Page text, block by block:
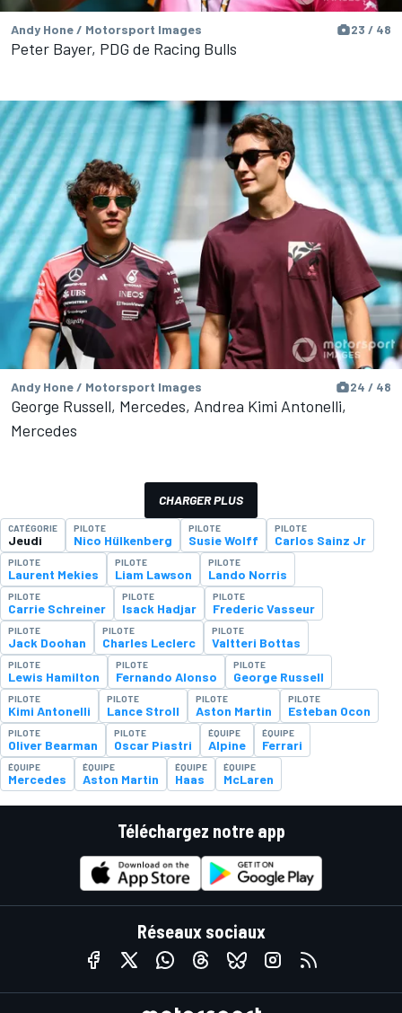
Andy Hone / Motorsport Images 23 / 48
Peter Bayer, PDG de Racing Bulls
Andy Hone / Motorsport Images 24 / 48
George Russell, Mercedes, Andrea Kimi Antonelli,
Mercedes
CHARGER PLUS
CATÉGORIE
Jeudi
PILOTE
Nico Hülkenberg
PILOTE
Susie Wolff
PILOTE
Carlos Sainz Jr
PILOTE
Laurent Mekies
PILOTE
Liam Lawson
PILOTE
Lando Norris
PILOTE
Carrie Schreiner
PILOTE
Isack Hadjar
PILOTE
Frederic Vasseur
PILOTE
Jack Doohan
PILOTE
Charles Leclerc
PILOTE
Valtteri Bottas
PILOTE
Lewis Hamilton
PILOTE
Fernando Alonso
PILOTE
George Russell
PILOTE
Kimi Antonelli
PILOTE
Lance Stroll
PILOTE
Aston Martin
PILOTE
Esteban Ocon
PILOTE
Oliver Bearman
PILOTE
Oscar Piastri
ÉQUIPE
Alpine
ÉQUIPE
Ferrari
ÉQUIPE
Mercedes
ÉQUIPE
Aston Martin
ÉQUIPE
Haas
ÉQUIPE
McLaren
Téléchargez notre app
Réseaux sociaux